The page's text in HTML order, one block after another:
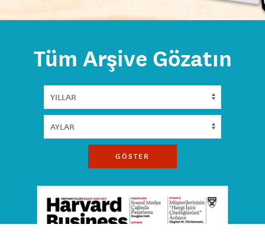
Tüm Arşive Gözatın
GÖSTER